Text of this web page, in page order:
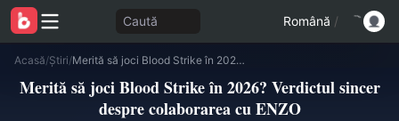
Caută Română /
Acasă/Știri/ Merită să joci Blood Strike în 2026? Verdictul sincer despre colaborarea cu ENZO
Merită să joci Blood Strike în 2026? Verdictul sincer
despre colaborarea cu ENZO